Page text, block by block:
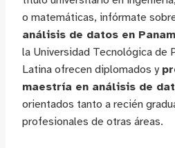
o matemáticas, infórmate
análisis de datos en
la Universidad Tecnológica de
Latina ofrecen diplomados y
maestría en análisis de
orientados tanto a recién
profesionales de otras áreas.